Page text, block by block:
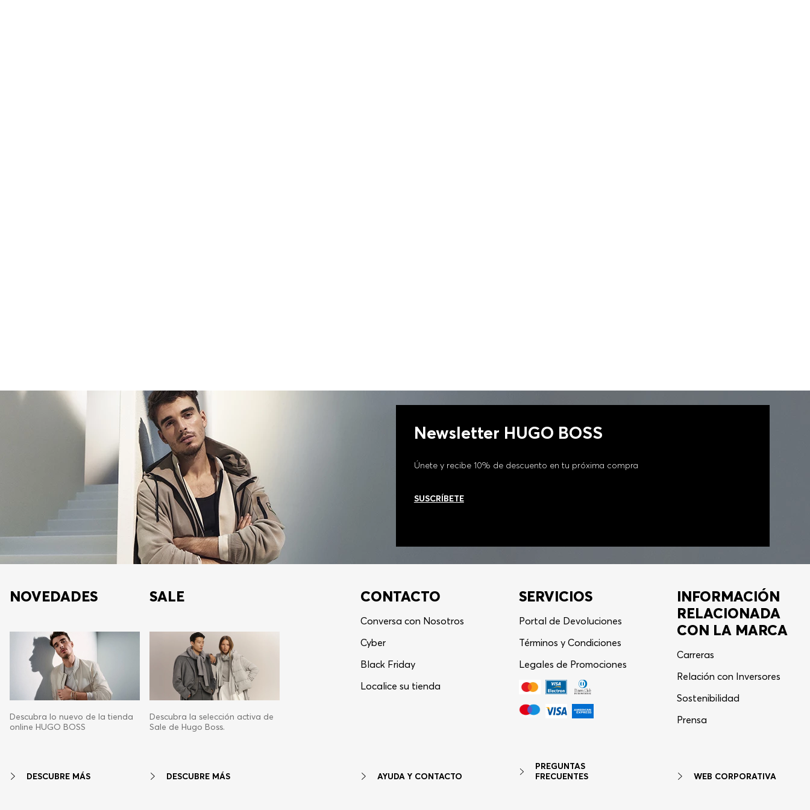
Newsletter HUGO BOSS
Únete y recibe 10% de descuento en tu próxima compra
SUSCRÍBETE
NOVEDADES
Descubra lo nuevo de la tienda
online HUGO BOSS
DESCUBRE MÁS
SALE
Descubra la selección activa de
Sale de Hugo Boss.
DESCUBRE MÁS
CONTACTO
Conversa con Nosotros
Cyber
Black Friday
Localice su tienda
AYUDA Y CONTACTO
SERVICIOS
Portal de Devoluciones
Términos y Condiciones
Legales de Promociones
PREGUNTAS
FRECUENTES
INFORMACIÓN
RELACIONADA
CON LA MARCA
Carreras
Relación con Inversores
Sostenibilidad
Prensa
WEB CORPORATIVA